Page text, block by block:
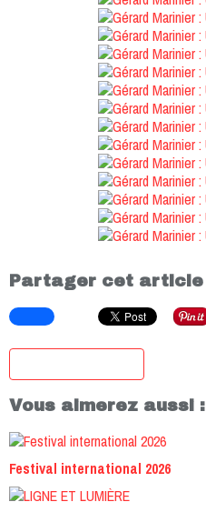
Partager cet article
Vous aimerez aussi :
Festival international 2026